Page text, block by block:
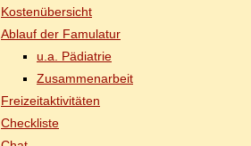
Kos­ten­über­sicht
Ab­lauf der Famulatur
u.a. Päd­ia­trie
Zu­sam­men­ar­beit
Frei­zeit­ak­ti­vi­tä­ten
Check­lis­te